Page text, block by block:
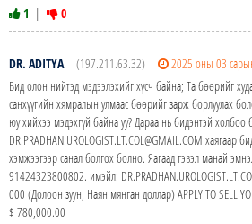
1 | 0
DR. ADITYA (197.211.63.32)
2025 оны 03
Бид олон нийтэд мэдээлэхийг хүсч байна; Та бөөрийг
санхүүгийн хямралын улмаас бөөрийг зарж борлуулах
юу хийхээ мэдэхгүй байна уу? Дараа нь бидэнтэй холбоо
DR.PRADHAN.UROLOGIST.LT.COL@GMAIL.COM хаягаар
хэмжээгээр санал болгох болно. Яагаад гэвэл манай
91424323800802. имэйл:
000 (Долоон зуун, Наян мянган доллар) APPLY TO SELL
$ 780,000.00